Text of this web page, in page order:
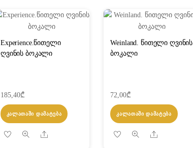
Experience.წითელი
ღვინის ბოკალი
185,40₾
ᲙᲐᲚᲐᲗᲐᲨᲘ ᲓᲐᲛᲐᲢᲔᲑᲐ
Share
Weinland. წითელი ღვინის
ბოკალი
72,00₾
ᲙᲐᲚᲐᲗᲐᲨᲘ ᲓᲐᲛᲐᲢᲔᲑᲐ
Share